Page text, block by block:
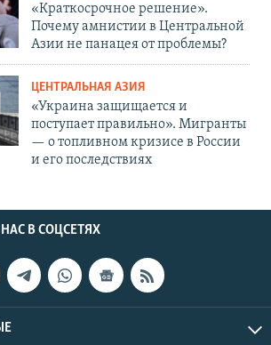
«Краткосрочное решение».
Почему амнистии в Центральной
Азии не панацея от проблемы?
ЦЕНТРАЛЬНАЯ АЗИЯ
«Украина защищается и
поступает правильно». Мигранты
— о топливном кризисе в России
и его последствиях
В СОЦСЕТЯХ